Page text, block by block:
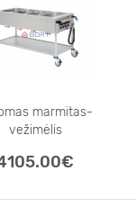
marmitas-
vežimėlis